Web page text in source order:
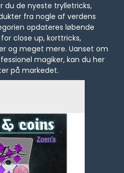
du de nyeste trylletricks,
fra nogle af verdens
opdateres løbende
close up, korttricks,
og meget mere. Uanset om
magiker, kan du her
på markedet.